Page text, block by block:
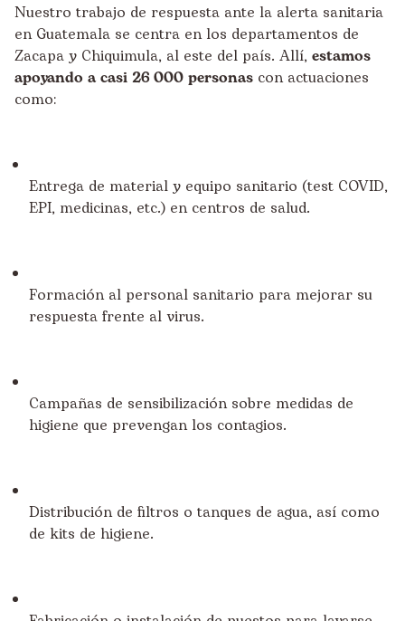
Nuestro trabajo de respuesta ante la alerta sanitaria
en Guatemala se centra en los departamentos de
Zacapa y Chiquimula, al este del país. Allí, estamos
apoyando a casi 26000 personas con actuaciones
como:
Entrega de material y equipo sanitario (test COVID,
EPI, medicinas, etc.) en centros de salud.
Formación al personal sanitario para mejorar su
respuesta frente al virus.
Campañas de sensibilización sobre medidas de
higiene que prevengan los contagios.
Distribución de filtros o tanques de agua, así como
de kits de higiene.